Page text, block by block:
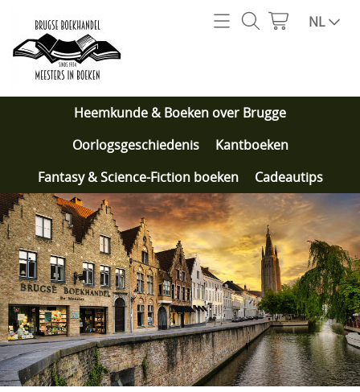
Home
Webshop
Heemkunde & Boeken over Brugge
Fantasy & Science-Fiction boeken
Cadeautips
Onze specialiteiten
Wie zijn we?
Contact
NL
Heemkunde & Boeken over Brugge
Oorlogsgeschiedenis
Kantboeken
Fantasy & Science-Fiction boeken
Cadeautips